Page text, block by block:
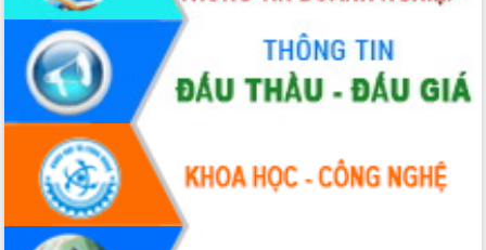
khóa XVI và HĐND các cấp nhiệm kỳ
2026-2031
Đảm bảo cuộc bầu cử đại biểu Quốc
hội và đại biểu HĐND các cấp diễn ra
an toàn, hiệu quả, đúng quy định
Thủ tướng Chính phủ Phạm Minh Chính
kiểm tra, chỉ đạo hoàn thành các dự
án cao tốc và thăm khu tái định cư tại
Đắk Lắk
Sôi nổi Hội đua ngựa truyền thống Gò
Thì Thùng mừng Xuân Bính Ngọ 2026